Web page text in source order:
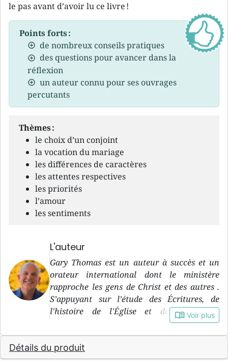
le pas avant d’avoir lu ce livre !
Points forts :
de nombreux conseils pratiques
des questions pour avancer dans la
réflexion
un auteur connu pour ses ouvrages
percutants
Thèmes :
le choix d’un conjoint
la vocation du mariage
les différences de caractères
les attentes respectives
les priorités
l’amour
les sentiments
L'auteur
Gary Thomas est un auteur à succès et un
orateur international dont le ministère
rapproche les gens de Christ et des autres .
S’appuyant sur l’étude des Écritures, de
l'histoire de l'Église et des classiques
chrétiens, il cherche à favoriser la croissance
spirituelle et l'approfondissement des
relations au sein du peuple de Dieu. Gary est
book_open Voir plus
Détails du produit